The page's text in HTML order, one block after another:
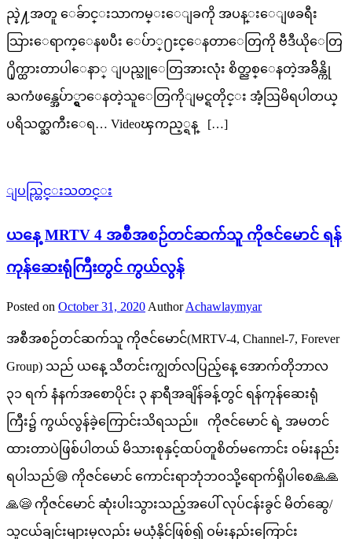
ည္နဲ႔အတူ ေခ်ာင္းသာကမ္းေျခကို အပန္းေျဖခရီး
သြားေရာက္ေနၿပီး ေပ်ာ္႐ႊင္ေနတာေတြကို ဗီဒီယိုေတြ
႐ိုက္ထားတာပါေနာ္ ျပည္သူေတြအားလုံး စိတ္ညစ္ေနတဲ့အခ်ိန္ကို
ႀကံဖန္အေပ်ာ္ရွာေနတဲ့သူေတြကိုျမင္ရတိုင္း အံ့ဩမိရပါတယ္
ပရိသတ္ႀကီးေရ… Videoၾကည့္ရန္ […]
ျပည္တြင္းသတင္း
ယနေ့ MRTV 4 အစီအစဉ်တင်ဆက်သူ ကိုဇင်မောင် ရန်
ကုန်ဆေးရုံကြီးတွင် ကွယ်လွန်
Posted on October 31, 2020 Author Achawlaymyar
အစီအစဉ်တင်ဆက်သူ ကိုဇင်မောင်(MRTV-4, Channel-7, Forever
Group) သည် ယနေ့ သီတင်းကျွတ်လပြည့်နေ့ အောက်တိုဘာလ
၃၁ ရက် နံနက်အစောပိုင်း ၃ နာရီအချိန်ခန့်တွင် ရန်ကုန်ဆေးရုံ
ကြီး၌ ကွယ်လွန်ခဲ့ကြောင်းသိရသည်။ ကိုဇင်မောင် ရဲ့ အမတင်
ထားတာပဲဖြစ်ပါတယ် မိသားစုနှင့်ထပ်တူစိတ်မကောင်း ဝမ်းနည်း
ရပါသည်😪 ကိုဇင်မောင် ကောင်းရာဘုံဘဝသို့ရောက်ရှိပါစေ🙏🙏
🙏😪 ကိုဇင်မောင် ဆုံးပါးသွားသည့်အပေါ် လုပ်ငန်းခွင် မိတ်ဆွေ/
သူငယ်ချင်းများမှလည်း မယုံနိုင်ဖြစ်၍ ဝမ်းနည်းကြောင်း